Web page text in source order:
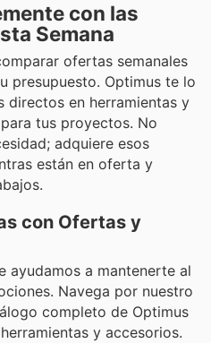
con las
Semana
ofertas semanales
presupuesto. Optimus te lo
directos en herramientas y
tus proyectos. No
adquiere esos
están en oferta y
con Ofertas y
ayudamos a mantenerte al
Navega por nuestro
completo de Optimus
y accesorios.